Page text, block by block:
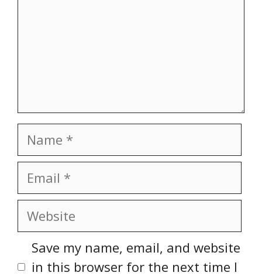
Name
Email
Website
Save my name, email, and website
in this browser for the next time I